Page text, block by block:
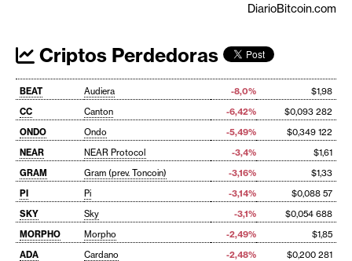
DiarioBitcoin.com
Criptos Perdedoras
BEAT Audiera -8,0%
$1,98
CC
Canton -6,42%
$0,093 282
ONDO
Ondo -5,49%
$0,349 122
NEAR
NEAR Protocol -3,4%
$1,61
GRAM
Gram (prev. Toncoin) -3,16%
$1,33
PI
Pi -3,14%
$0,088 57
SKY
Sky -3,1%
$0,054 688
MORPHO
Morpho -2,49%
$1,85
ADA
Cardano -2,48%
$0,200 281